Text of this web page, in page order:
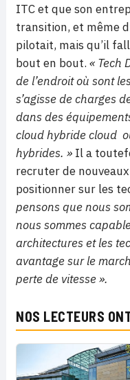
ITC et que son
transition, et même
pilotait, mais qu’il
bout en bout. « Tech
de l’endroit où sont
s’agisse de charges
dans des
cloud hybride cloud
hybrides. » Il a
recruter de
positionner sur les
pensons que nous
nous sommes
architectures et les
avantage sur le
perte de vitesse ».
NOS LECTEURS